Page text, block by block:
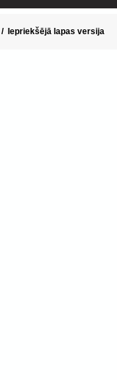
/ Iepriekšējā lapas versija